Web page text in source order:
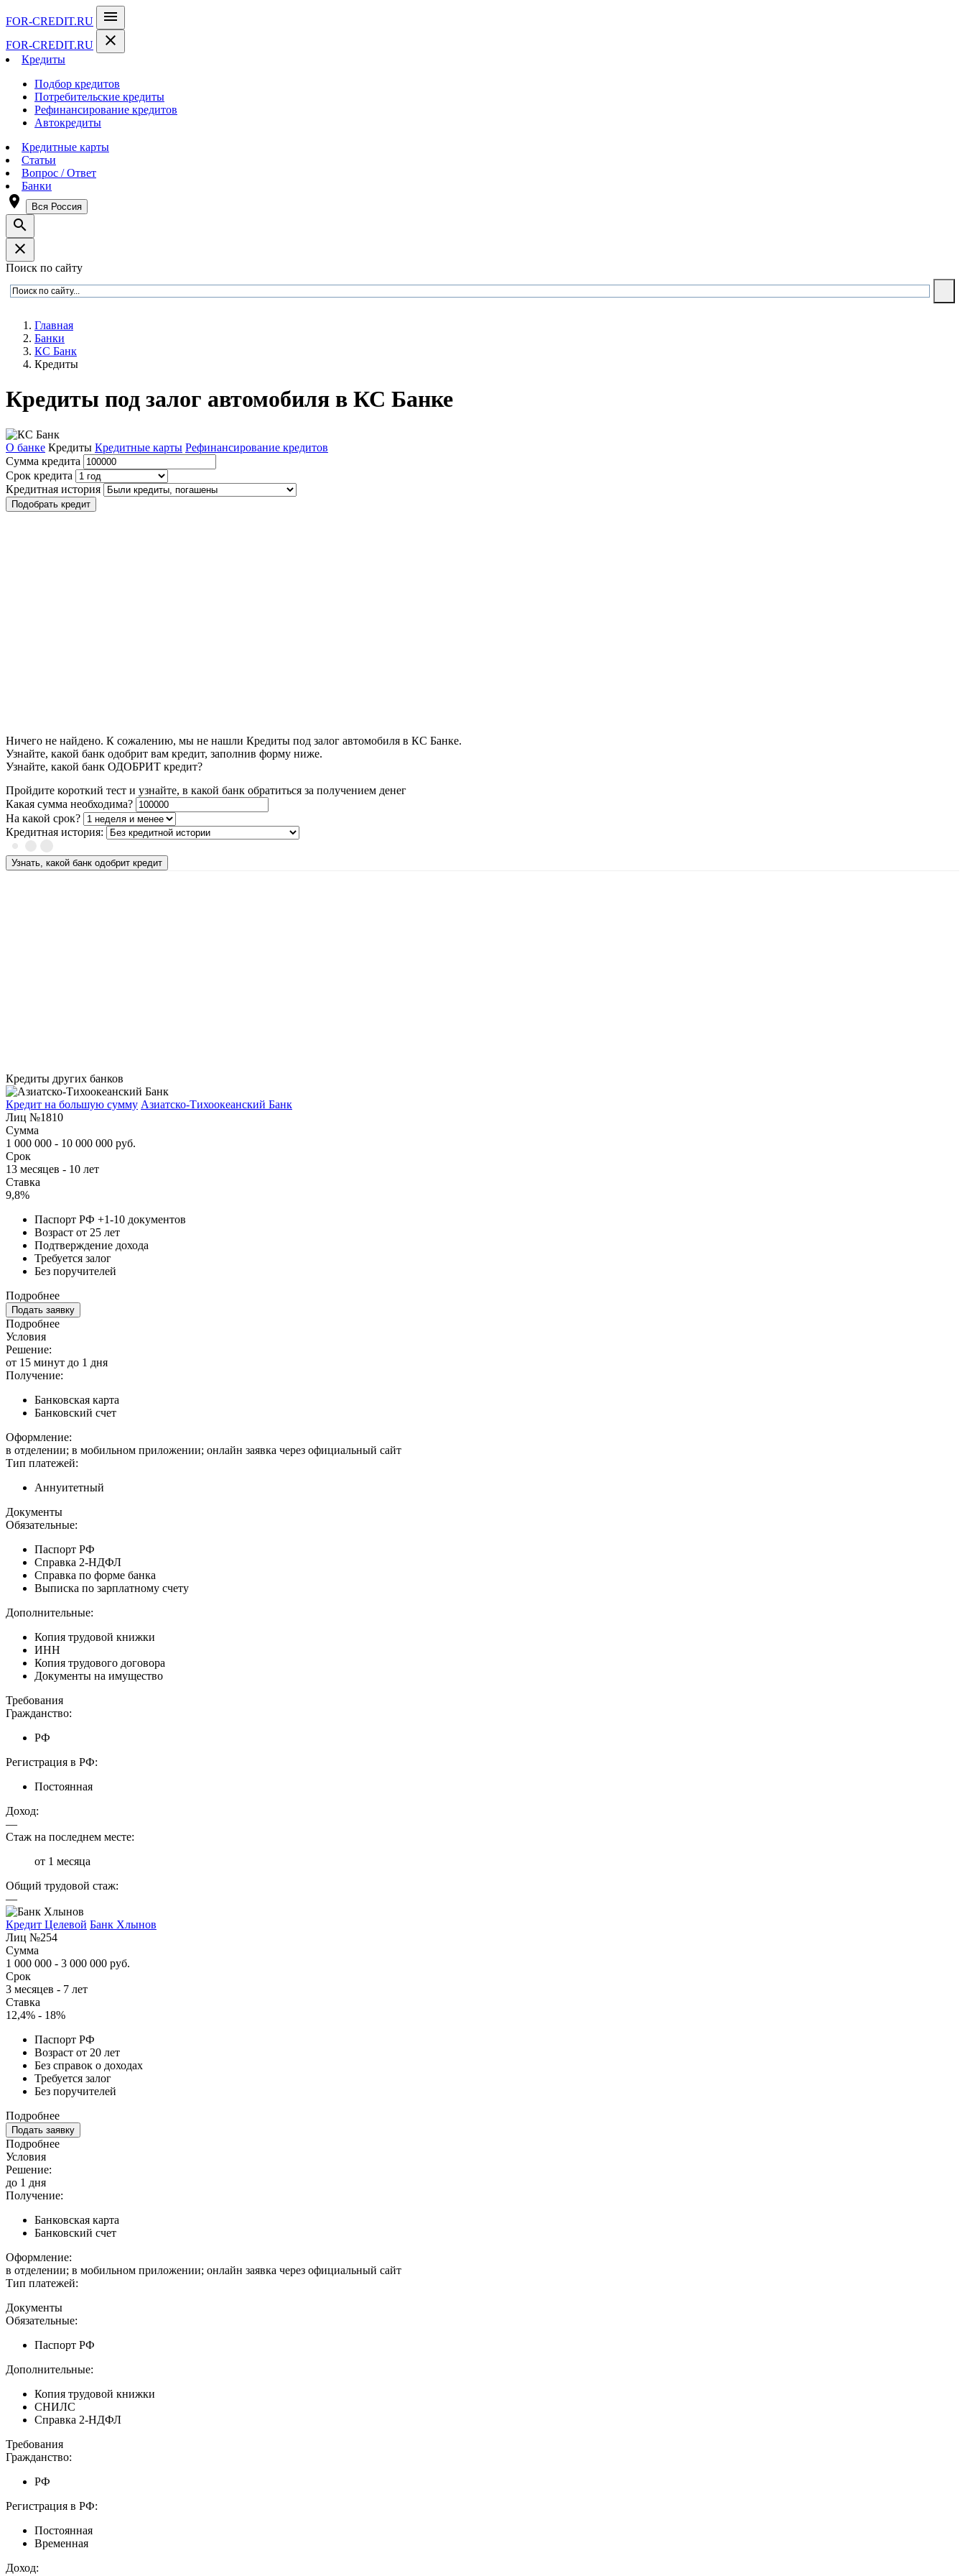
FOR-CREDIT.RU menu
FOR-CREDIT.RU close
Кредиты
Подбор кредитов
Потребительские кредиты
Рефинансирование кредитов
Автокредиты
Кредитные карты
Статьи
Вопрос / Ответ
Банки
room Вся Россия
search
close
Поиск по сайту
Главная
Банки
КС Банк
Кредиты
Кредиты под залог автомобиля в КС Банке
О банке Кредиты Кредитные карты Рефинансирование кредитов
Сумма кредита
Срок кредита
Кредитная история
Подобрать кредит
Ничего не найдено. К сожалению, мы не нашли Кредиты под залог автомобиля в КС Банке.
Узнайте, какой банк одобрит вам кредит, заполнив форму ниже.
Узнайте, какой банк ОДОБРИТ кредит?
Пройдите короткий тест и узнайте, в какой банк обратиться за получением денег
Какая сумма необходима?
На какой срок?
Кредитная история:
Узнать, какой банк одобрит кредит
Кредиты других банков
Кредит на большую сумму Азиатско-Тихоокеанский Банк
Лиц №1810
Сумма
1 000 000 - 10 000 000 руб.
Срок
13 месяцев - 10 лет
Ставка
9,8%
Паспорт РФ +1-10 документов
Возраст от 25 лет
Подтверждение дохода
Требуется залог
Без поручителей
Подробнее
Подать заявку
Подробнее
Условия
Решение:
от 15 минут до 1 дня
Получение:
Банковская карта
Банковский счет
Оформление:
в отделении; в мобильном приложении; онлайн заявка через официальный сайт
Тип платежей:
Аннуитетный
Документы
Обязательные:
Паспорт РФ
Справка 2-НДФЛ
Справка по форме банка
Выписка по зарплатному счету
Дополнительные:
Копия трудовой книжки
ИНН
Копия трудового договора
Документы на имущество
Требования
Гражданство:
РФ
Регистрация в РФ:
Постоянная
Доход:
—
Стаж на последнем месте:
от 1 месяца
Общий трудовой стаж:
—
Кредит Целевой Банк Хлынов
Лиц №254
Сумма
1 000 000 - 3 000 000 руб.
Срок
3 месяцев - 7 лет
Ставка
12,4% - 18%
Паспорт РФ
Возраст от 20 лет
Без справок о доходах
Требуется залог
Без поручителей
Подробнее
Подать заявку
Подробнее
Условия
Решение:
до 1 дня
Получение:
Банковская карта
Банковский счет
Оформление:
в отделении; в мобильном приложении; онлайн заявка через официальный сайт
Тип платежей:
Документы
Обязательные:
Паспорт РФ
Дополнительные:
Копия трудовой книжки
СНИЛС
Справка 2-НДФЛ
Требования
Гражданство:
РФ
Регистрация в РФ:
Постоянная
Временная
Доход: